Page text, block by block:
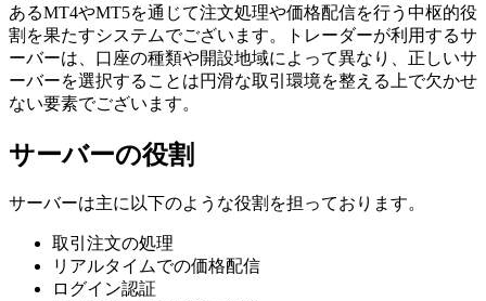
あるMT4やMT5を通じて注文処理や価格配信を行う中枢的役
割を果たすシステムでございます。トレーダーが利用するサ
ーバーは、口座の種類や開設地域によって異なり、正しいサ
ーバーを選択することは円滑な取引環境を整える上で欠かせ
ない要素でございます。
サーバーの役割
サーバーは主に以下のような役割を担っております。
取引注文の処理
リアルタイムでの価格配信
ログイン認証